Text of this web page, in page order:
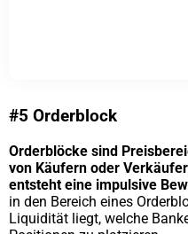
#5 Orderblock
Orderblöcke sind
von Käufern oder
entsteht eine impulsive
in den Bereich eines
Liquidität liegt, welche